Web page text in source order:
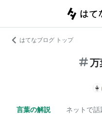
はてなブログ トップ
万
言葉の解説 ネットで話